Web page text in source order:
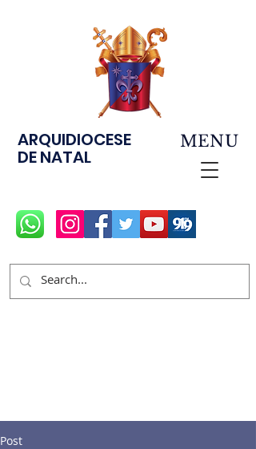
ARQUIDIOCESE
DE NATAL
MENU
Post